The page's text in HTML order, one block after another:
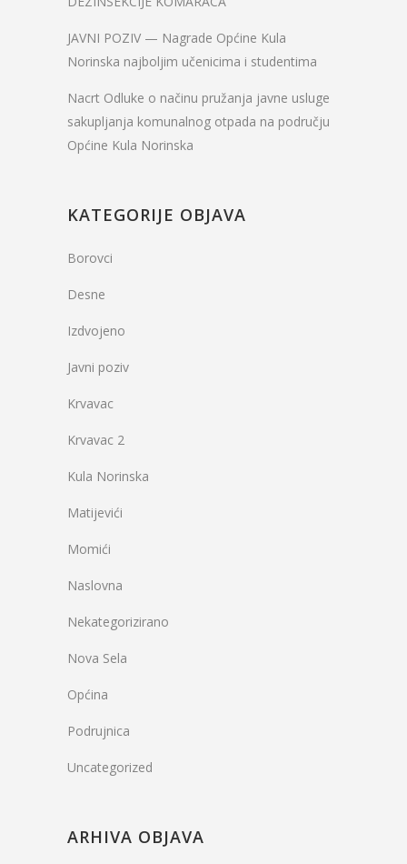
JAVNI POZIV — Nagrade Općine Kula
Norinska najboljim učenicima i studentima
Nacrt Odluke o načinu pružanja javne usluge
sakupljanja komunalnog otpada na području
Općine Kula Norinska
KATEGORIJE OBJAVA
Borovci
Desne
Izdvojeno
Javni poziv
Krvavac
Krvavac 2
Kula Norinska
Matijevići
Momići
Naslovna
Nekategorizirano
Nova Sela
Općina
Podrujnica
Uncategorized
ARHIVA OBJAVA